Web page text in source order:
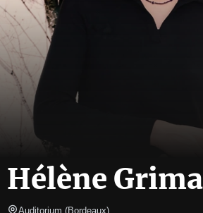
Hélène
Auditorium (Bordeaux)